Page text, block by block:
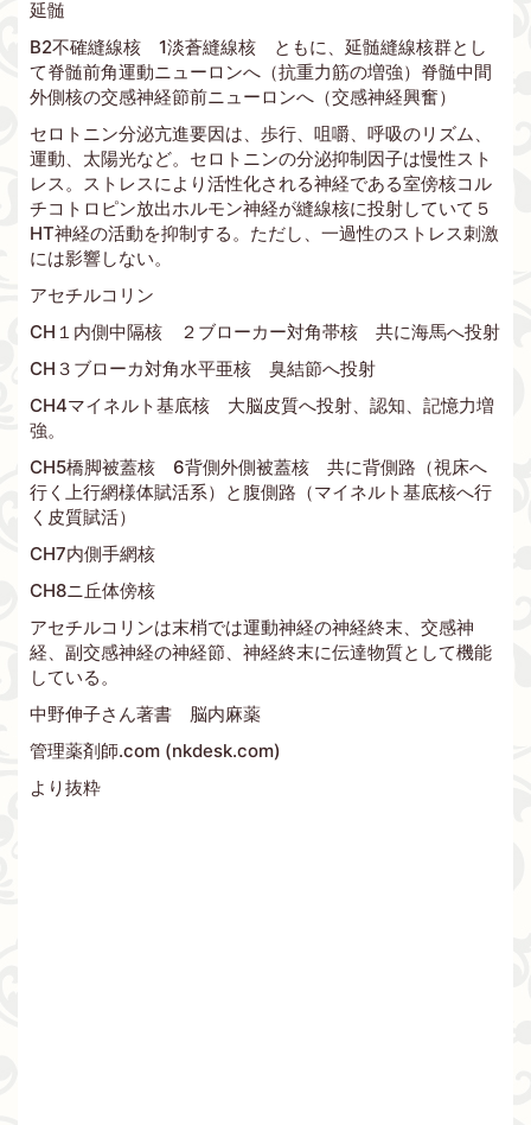
延髄
B2不確縫線核 1淡蒼縫線核 ともに、延髄縫線核群とし
て脊髄前角運動ニューロンへ（抗重力筋の増強）脊髄中間
外側核の交感神経節前ニューロンへ（交感神経興奮）
セロトニン分泌亢進要因は、歩行、咀嚼、呼吸のリズム、
運動、太陽光など。セロトニンの分泌抑制因子は慢性スト
レス。ストレスにより活性化される神経である室傍核コル
チコトロピン放出ホルモン神経が縫線核に投射していて５
HT神経の活動を抑制する。ただし、一過性のストレス刺激
には影響しない。
アセチルコリン
CH１内側中隔核 ２ブローカー対角帯核 共に海馬へ投射
CH３ブローカ対角水平亜核 臭結節へ投射
CH4マイネルト基底核 大脳皮質へ投射、認知、記憶力増
強。
CH5橋脚被蓋核 6背側外側被蓋核 共に背側路（視床へ
行く上行網様体賦活系）と腹側路（マイネルト基底核へ行
く皮質賦活）
CH7内側手網核
CH8ニ丘体傍核
アセチルコリンは末梢では運動神経の神経終末、交感神
経、副交感神経の神経節、神経終末に伝達物質として機能
している。
中野伸子さん著書 脳内麻薬
管理薬剤師.com (nkdesk.com)
より抜粋